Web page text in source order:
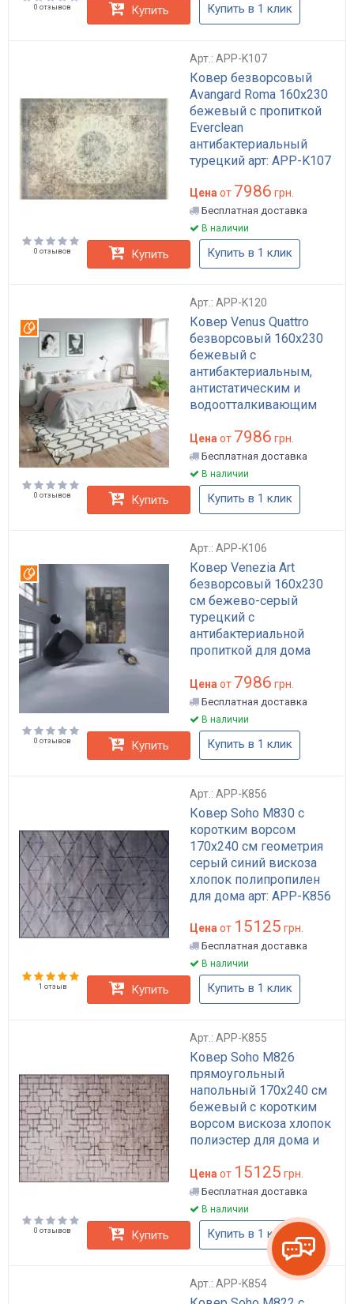
0 отзывов Купить Купить в 1 клик
Арт.: APP-K107
Ковер безворсовый
Avangard Roma 160х230
бежевый с пропиткой
Everclean
антибактериальный
турецкий арт: APP-K107
Цена от 7986 грн.
Бесплатная доставка
В наличии
0 отзывов Купить Купить в 1 клик
Арт.: APP-K120
Ковер Venus Quattro
безворсовый 160х230
бежевый с
антибактериальным,
антистатическим и
водоотталкивающим
K120
Цена от 7986 грн.
Бесплатная доставка
В наличии
0 отзывов Купить Купить в 1 клик
Арт.: APP-K106
Ковер Venezia Art
безворсовый 160x230
см бежево-серый
турецкий с
антибактериальной
пропиткой для дома
K106
Вотерпруф
Цена от 7986 грн.
Бесплатная доставка
В наличии
0 отзывов Купить Купить в 1 клик
Арт.: APP-K856
Ковер Soho M830 с
коротким ворсом
170x240 см геометрия
серый синий вискоза
хлопок полипропилен
для дома арт: APP-K856
Цена от 15125 грн.
Бесплатная доставка
В наличии
1 отзыв Купить Купить в 1 клик
Арт.: APP-K855
Ковер Soho M826
прямоугольный
напольный 170x240 см
бежевый с коротким
ворсом вискоза хлопок
полиэстер для дома и
Цена от 15125 грн.
Бесплатная доставка
В наличии
0 отзывов Купить Купить в 1 клик
Арт.: APP-K854